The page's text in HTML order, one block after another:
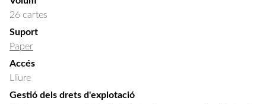
26 cartes
Suport
Paper
Accés
Lliure
Gestió dels drets d'explotació